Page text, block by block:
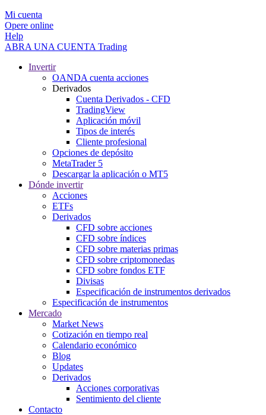
Mi cuenta
Opere online
Help
ABRA UNA CUENTA Trading
Invertir
OANDA cuenta acciones
Derivados
Cuenta Derivados - CFD
TradingView
Aplicación móvil
Tipos de interés
Cliente profesional
Opciones de depósito
MetaTrader 5
Descargar la aplicación o MT5
Dónde invertir
Acciones
ETFs
Derivados
CFD sobre acciones
CFD sobre índices
CFD sobre materias primas
CFD sobre criptomonedas
CFD sobre fondos ETF
Divisas
Especificación de instrumentos derivados
Especificación de instrumentos
Mercado
Market News
Cotización en tiempo real
Calendario económico
Blog
Updates
Derivados
Acciones corporativas
Sentimiento del cliente
Contacto